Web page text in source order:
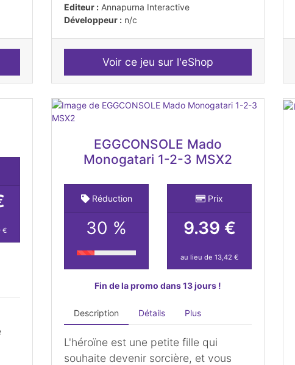
Editeur : Annapurna Interactive
Développeur : n/c
Voir ce jeu sur l'eShop
€
EGGCONSOLE Mado
Monogatari 1-2-3 MSX2
Réduction
30 %
Prix
9.39 €
au lieu de 13,42 €
Fin de la promo dans 13 jours !
Description Détails Plus
L'héroïne est une petite fille qui
souhaite devenir sorcière, et vous